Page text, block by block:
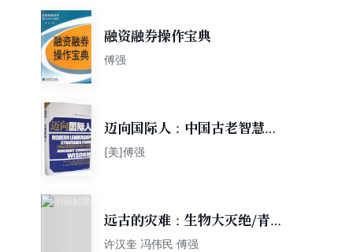
融资融券操作宝典
傅强
迈向国际人：中国古老智慧激
发现代领导力策略
[美]傅强
远古的灾难：生物大灭绝/青少
年探索与发现科普文库
许汉奎 冯伟民 傅强